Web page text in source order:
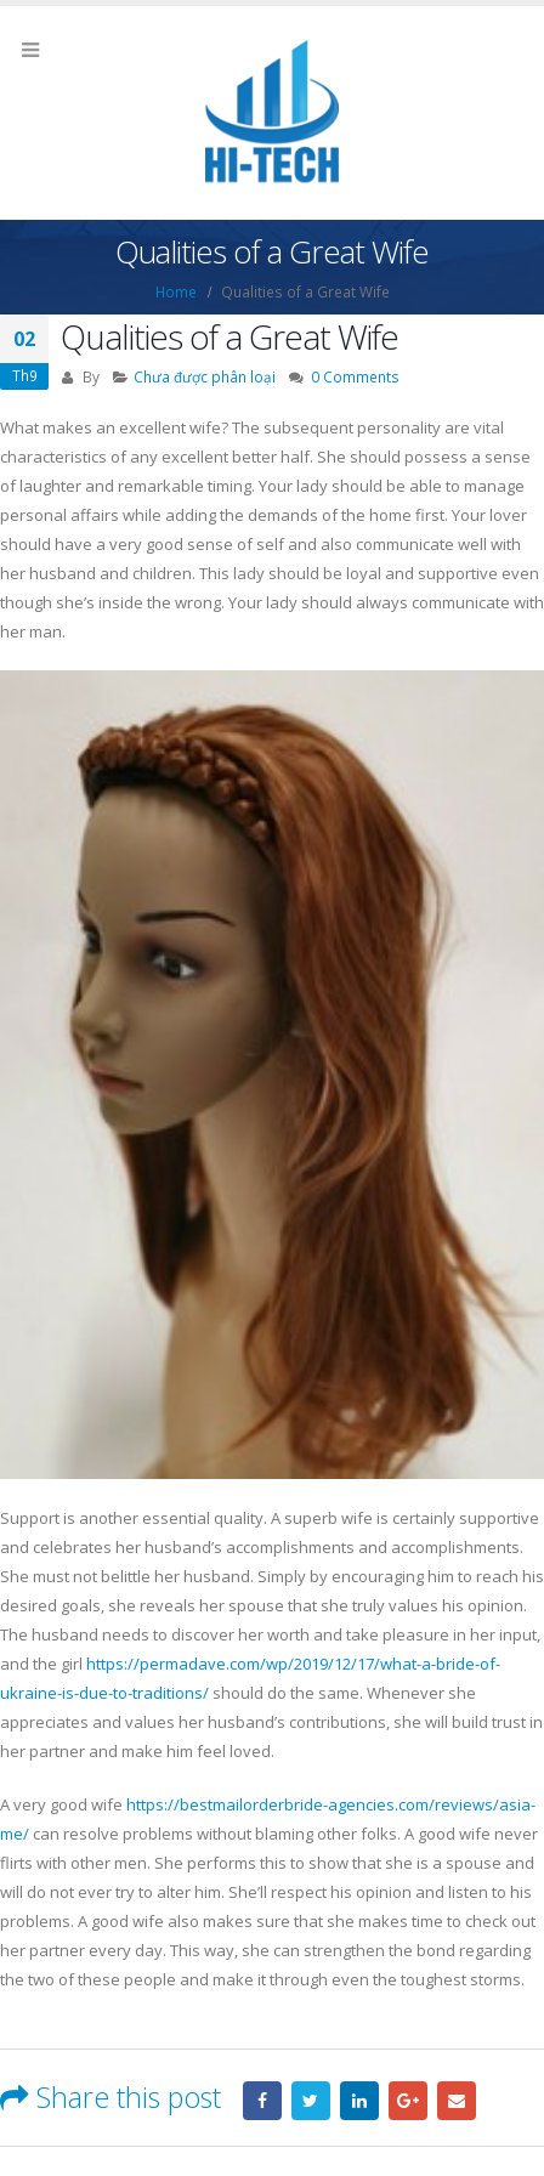
Qualities of a Great Wife
Home Qualities of a Great Wife
02
Th9
Qualities of a Great Wife
By Chưa được phân loại 0 Comments
What makes an excellent wife? The subsequent personality are vital
characteristics of any excellent better half. She should possess a sense
of laughter and remarkable timing. Your lady should be able to manage
personal affairs while adding the demands of the home first. Your lover
should have a very good sense of self and also communicate well with
her husband and children. This lady should be loyal and supportive even
though she’s inside the wrong. Your lady should always communicate with
her man.
Support is another essential quality. A superb wife is certainly supportive
and celebrates her husband’s accomplishments and accomplishments.
She must not belittle her husband. Simply by encouraging him to reach his
desired goals, she reveals her spouse that she truly values his opinion.
The husband needs to discover her worth and take pleasure in her input,
and the girl https://permadave.com/wp/2019/12/17/what-a-bride-of-
ukraine-is-due-to-traditions/ should do the same. Whenever she
appreciates and values her husband’s contributions, she will build trust in
her partner and make him feel loved.
A very good wife https://bestmailorderbride-agencies.com/reviews/asia-
me/ can resolve problems without blaming other folks. A good wife never
flirts with other men. She performs this to show that she is a spouse and
will do not ever try to alter him. She’ll respect his opinion and listen to his
problems. A good wife also makes sure that she makes time to check out
her partner every day. This way, she can strengthen the bond regarding
the two of these people and make it through even the toughest storms.
Share this post